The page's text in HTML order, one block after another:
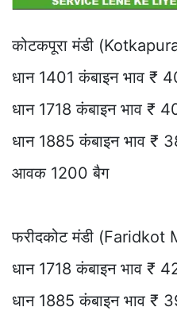
कोटकपूरा मंडी
धान 1401 कंबाइन भाव ₹
धान 1718 कंबाइन भाव ₹
धान 1885 कंबाइन भाव ₹
आवक 1200 बैग
फरीदकोट मंडी (Faridkot
धान 1718 कंबाइन भाव ₹
धान 1885 कंबाइन भाव ₹